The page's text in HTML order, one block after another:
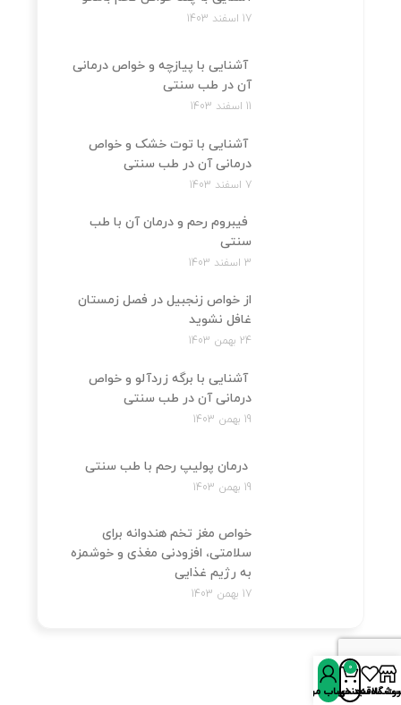
17 اسفند 1403
آشنایی با پیازچه و خواص درمانی
آن در طب سنتی
11 اسفند 1403
آشنایی با توت خشک و خواص
درمانی آن در طب سنتی
7 اسفند 1403
فیبروم رحم و درمان آن با طب
سنتی
3 اسفند 1403
از خواص زنجبیل در فصل زمستان
غافل نشوید
24 بهمن 1403
آشنایی با برگه زردآلو و خواص
درمانی آن در طب سنتی
19 بهمن 1403
درمان پولیپ رحم با طب سنتی
19 بهمن 1403
خواص مغز تخم هندوانه برای
سلامتی، افزودنی مغذی و خوشمزه
به رژیم غذایی
17 بهمن 1403
علاقه‌مندی‌ها
0
سبد خرید
حساب من